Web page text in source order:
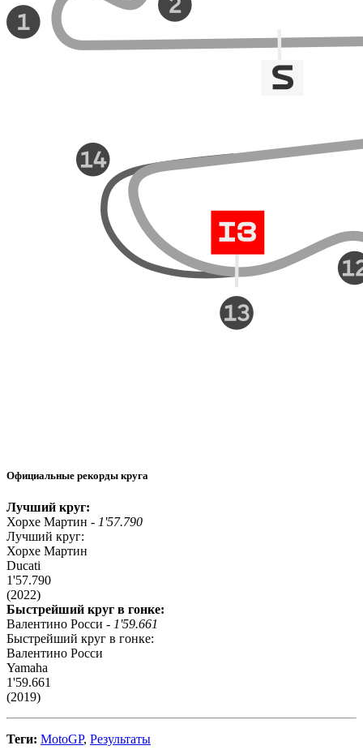
Официальные рекорды круга
Лучший круг:
Хорхе Мартин - 1'57.790
Лучший круг:
Хорхе Мартин
Ducati
1'57.790
(2022)
Быстрейший круг в гонке:
Валентино Росси - 1'59.661
Быстрейший круг в гонке:
Валентино Росси
Yamaha
1'59.661
(2019)
Теги: MotoGP, Результаты